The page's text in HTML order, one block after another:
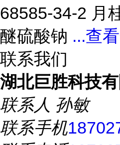
68585-34-2 月
醚硫酸钠 ...查
联系我们
湖北巨胜科技
联系人 孙敏
联系手机